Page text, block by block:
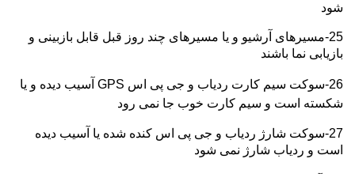
شود
25-مسیرهای آرشیو و یا مسیرهای چند روز قبل قابل بازبینی و
بازیابی نما باشند
26-سوکت سیم کارت ردیاب و جی پی اس GPS آسیب دیده و یا
شکسته است و سیم کارت خوب جا نمی رود
27-سوکت شارژ ردیاب و جی پی اس کنده شده یا آسیب دیده
است و ردیاب شارژ نمی شود